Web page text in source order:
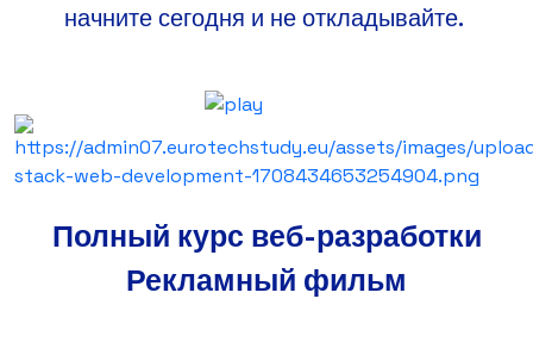
начните сегодня и не откладывайте.
Полный курс веб-разработки
Рекламный фильм